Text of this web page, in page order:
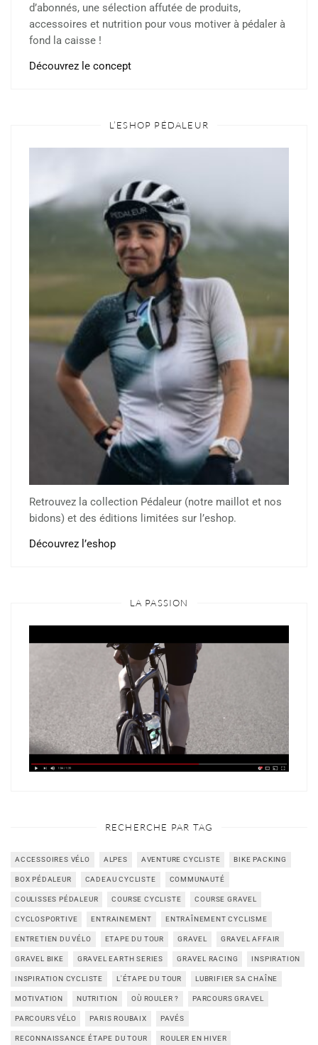
d’abonnés, une sélection affutée de produits,
accessoires et nutrition pour vous motiver à pédaler à
fond la caisse !
Découvrez le concept
L’ESHOP PÉDALEUR
Retrouvez la collection Pédaleur (notre maillot et nos
bidons) et des éditions limitées sur l’eshop.
Découvrez l’eshop
LA PASSION
RECHERCHE PAR TAG
ACCESSOIRES VÉLO ALPES AVENTURE CYCLISTE BIKE PACKING
BOX PÉDALEUR CADEAU CYCLISTE COMMUNAUTÉ
COULISSES PÉDALEUR COURSE CYCLISTE COURSE GRAVEL
CYCLOSPORTIVE ENTRAINEMENT ENTRAÎNEMENT CYCLISME
ENTRETIEN DU VÉLO ETAPE DU TOUR GRAVEL GRAVEL AFFAIR
GRAVEL BIKE GRAVEL EARTH SERIES GRAVEL RACING INSPIRATION
INSPIRATION CYCLISTE L'ÉTAPE DU TOUR LUBRIFIER SA CHAÎNE
MOTIVATION NUTRITION OÙ ROULER ? PARCOURS GRAVEL
PARCOURS VÉLO PARIS ROUBAIX PAVÉS
RECONNAISSANCE ÉTAPE DU TOUR ROULER EN HIVER